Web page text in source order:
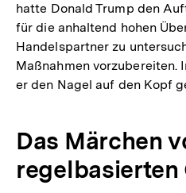
hatte Donald Trump den
für die anhaltend hohen
Handelspartner zu
Maßnahmen vorzubereiten.
er den Nagel auf den Kopf
Das Märchen
regelbasierten